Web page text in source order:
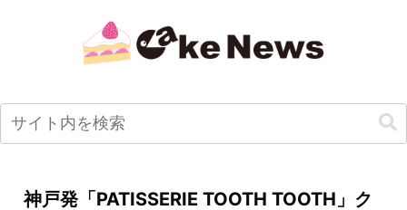
神戸発「PATISSERIE TOOTH TOOTH」ク